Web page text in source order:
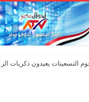
يعيدون ذكريات